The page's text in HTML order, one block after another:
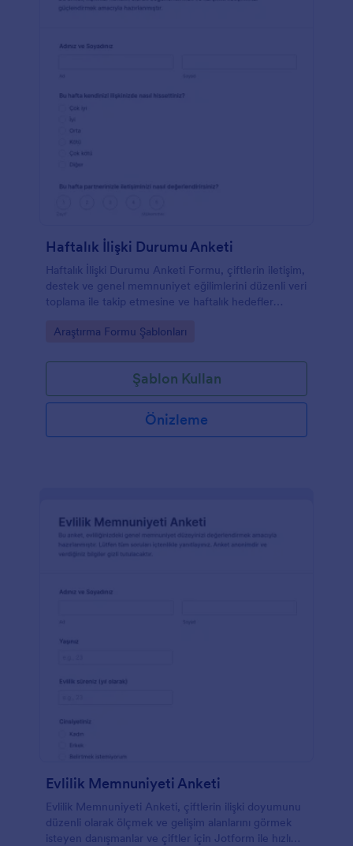
Haftalık İlişki Durumu Anketi
Haftalık İlişki Durumu Anketi Formu, çiftlerin iletişim,
destek ve genel memnuniyet eğilimlerini düzenli veri
toplama ile takip etmesine ve haftalık hedefler
Go to Category:
Araştırma Formu Şablonları
Şablon Kullan
Önizleme
Evlilik Memnuniyeti Anketi
Evlilik Memnuniyeti Anketi, çiftlerin ilişki doyumunu
düzenli olarak ölçmek ve gelişim alanlarını görmek
isteyen danışmanlar ve çiftler için Jotform ile hızlı